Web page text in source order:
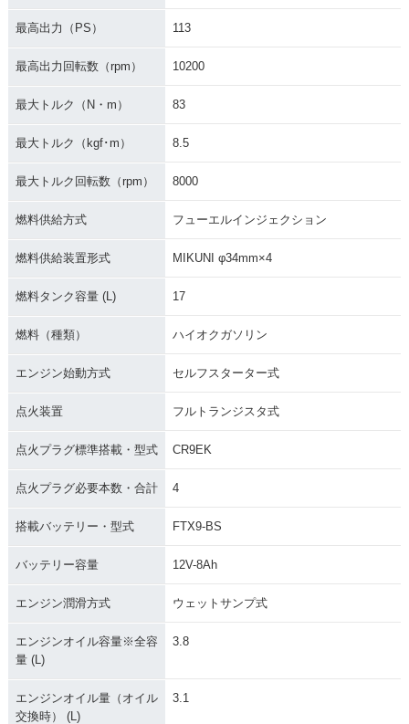
最高出力（PS） 113
最高出力回転数（rpm） 10200
最大トルク（N・m） 83
最大トルク（kgf･m） 8.5
最大トルク回転数（rpm） 8000
燃料供給方式 フューエルインジェクション
燃料供給装置形式 MIKUNI φ34mm×4
燃料タンク容量 (L) 17
燃料（種類） ハイオクガソリン
エンジン始動方式 セルフスターター式
点火装置 フルトランジスタ式
点火プラグ標準搭載・型式 CR9EK
点火プラグ必要本数・合計 4
搭載バッテリー・型式 FTX9-BS
バッテリー容量 12V-8Ah
エンジン潤滑方式 ウェットサンプ式
エンジンオイル容量※全容
量 (L)
3.8
エンジンオイル量（オイル
交換時） (L)
3.1